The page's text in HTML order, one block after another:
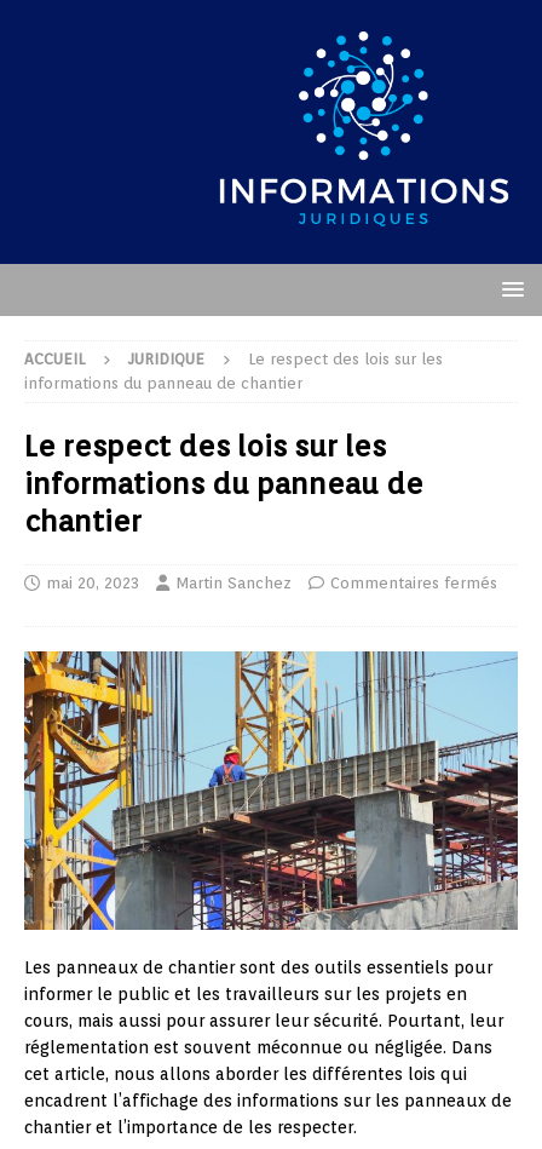
ACCUEIL JURIDIQUE
Le respect des lois sur les
informations du panneau de chantier
Le respect des lois sur les
informations du panneau de
chantier
mai 20, 2023 Martin Sanchez Commentaires fermés
Les panneaux de chantier sont des outils essentiels pour
informer le public et les travailleurs sur les projets en
cours, mais aussi pour assurer leur sécurité. Pourtant, leur
réglementation est souvent méconnue ou négligée. Dans
cet article, nous allons aborder les différentes lois qui
encadrent l’affichage des informations sur les panneaux de
chantier et l’importance de les respecter.